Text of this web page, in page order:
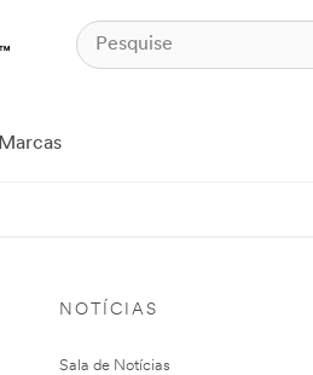
Marcas
NOTÍCIAS
Sala de Notícias